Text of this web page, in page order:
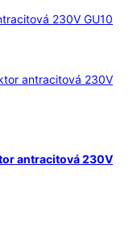
antracitová 230V